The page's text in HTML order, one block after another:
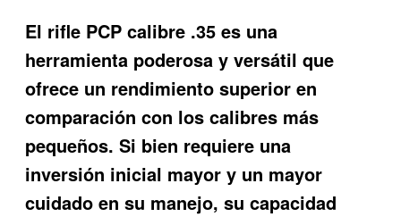
El rifle PCP calibre .35 es una
herramienta poderosa y versátil que
ofrece un rendimiento superior en
comparación con los calibres más
pequeños. Si bien requiere una
inversión inicial mayor y un mayor
cuidado en su manejo, su capacidad